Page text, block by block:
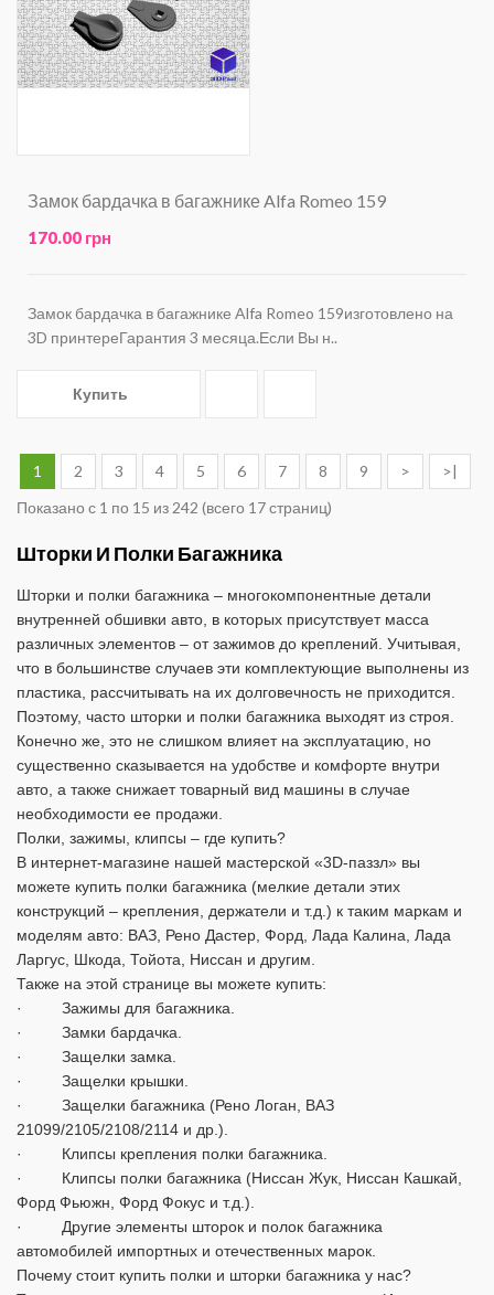
Замок бардачка в багажнике Alfa Romeo 159
170.00 грн
Замок бардачка в багажнике Alfa Romeo 159изготовлено на
3D принтереГарантия 3 месяца.Если Вы н..
Купить
1 2 3 4 5 6 7 8 9 >
>|
Показано с 1 по 15 из 242 (всего 17 страниц)
Шторки И Полки Багажника
Шторки и полки багажника – многокомпонентные детали
внутренней обшивки авто, в которых присутствует масса
различных элементов – от зажимов до креплений. Учитывая,
что в большинстве случаев эти комплектующие выполнены из
пластика, рассчитывать на их долговечность не приходится.
Поэтому, часто шторки и полки багажника выходят из строя.
Конечно же, это не слишком влияет на эксплуатацию, но
существенно сказывается на удобстве и комфорте внутри
авто, а также снижает товарный вид машины в случае
необходимости ее продажи.
Полки, зажимы, клипсы – где купить?
В интернет-магазине нашей мастерской «3D-паззл» вы
можете купить полки багажника (мелкие детали этих
конструкций – крепления, держатели и т.д.) к таким маркам и
моделям авто: ВАЗ, Рено Дастер, Форд, Лада Калина, Лада
Ларгус, Шкода, Тойота, Ниссан и другим.
Также на этой странице вы можете купить:
· Зажимы для багажника.
· Замки бардачка.
· Защелки замка.
· Защелки крышки.
· Защелки багажника (Рено Логан, ВАЗ
21099/2105/2108/2114 и др.).
· Клипсы крепления полки багажника.
· Клипсы полки багажника (Ниссан Жук, Ниссан Кашкай,
Форд Фьюжн, Форд Фокус и т.д.).
· Другие элементы шторок и полок багажника
автомобилей импортных и отечественных марок.
Почему стоит купить полки и шторки багажника у нас?